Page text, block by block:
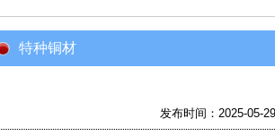
特种铜材
发布时间：2025-